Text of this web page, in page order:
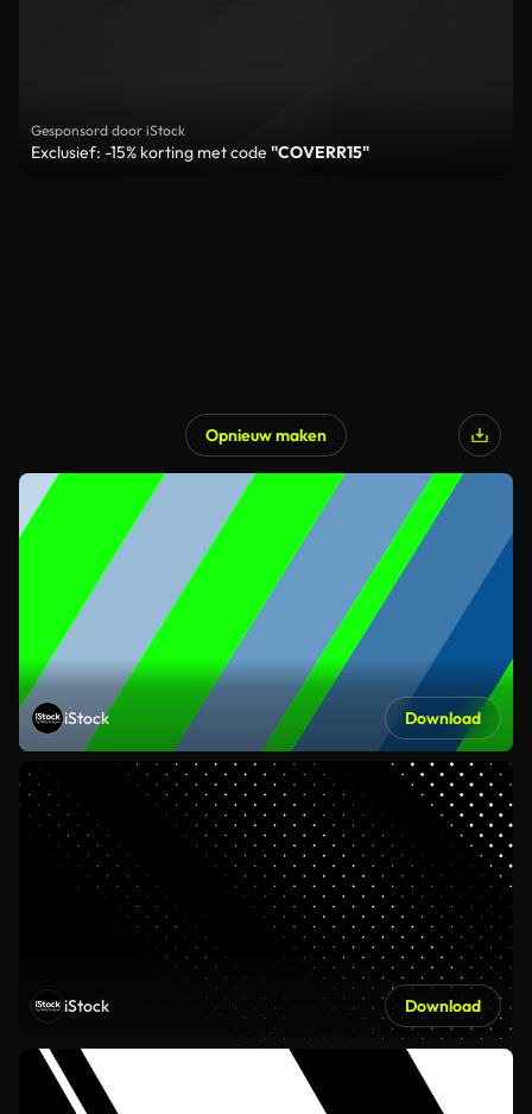
Gesponsord door iStock
Exclusief: -15% korting met code "COVERR15"
Opnieuw maken
iStock Download
iStock Download